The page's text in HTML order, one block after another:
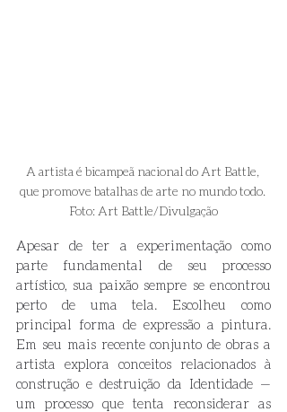
A artista é bicampeã nacional do Art Battle,
que promove batalhas de arte no mundo todo.
Foto: Art Battle/Divulgação
Apesar de ter a experimentação como
parte fundamental de seu processo
artístico, sua paixão sempre se encontrou
perto de uma tela. Escolheu como
principal forma de expressão a pintura.
Em seu mais recente conjunto de obras a
artista explora conceitos relacionados à
construção e destruição da Identidade —
um processo que tenta reconsiderar as